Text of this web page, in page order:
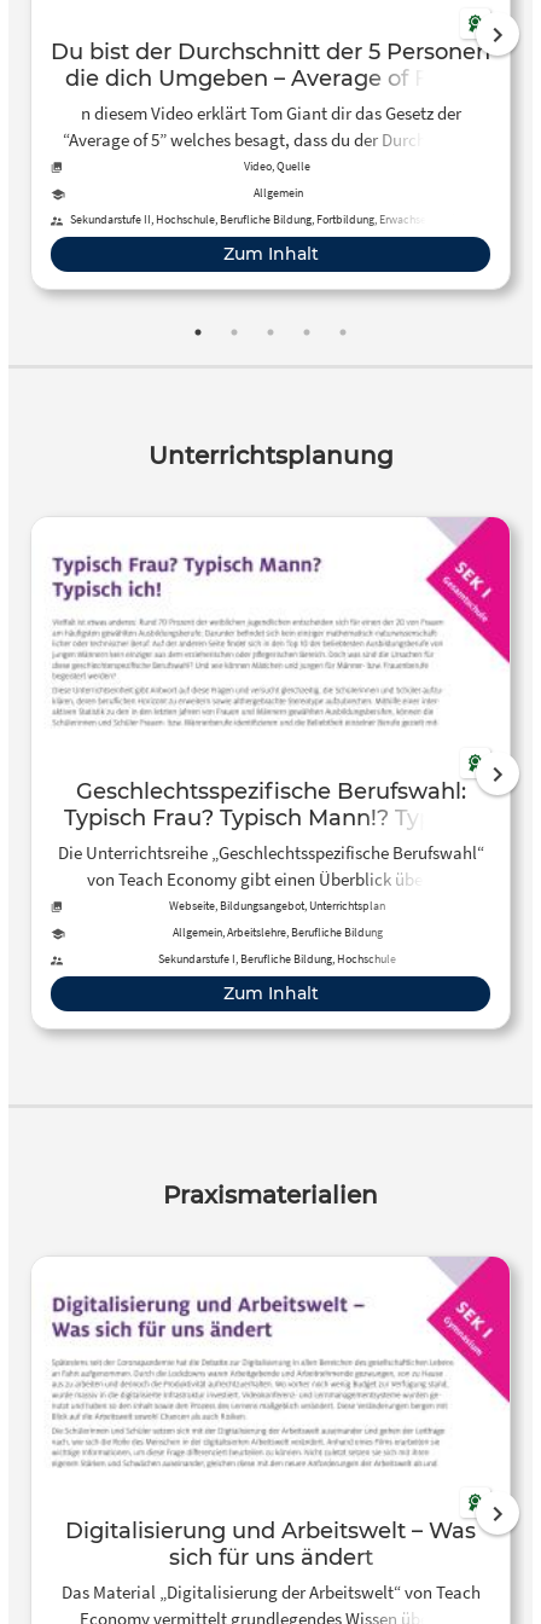
Du bist der Durchschnitt der 5 Personen
die dich Umgeben – Average of Five –
YouTube
n diesem Video erklärt Tom Giant dir das Gesetz der
“Average of 5” welches besagt, dass du der Durchschnitt
der 5 Personen bist, mit denen du dich umgibst. Er zitiere
dazu Tim Ferriss, Dr. Julian Hosp und mischt seine
persönliche Erfahrung dazu.
Video, Quelle
Allgemein
Sekundarstufe II, Hochschule, Berufliche Bildung, Fortbildung, Erwachsenenbildung
Zum Inhalt
Unterrichtsplanung
Geschlechtsspezifische Berufswahl:
Typisch Frau? Typisch Mann!? Typisch
ich!
Die Unterrichtsreihe „Geschlechtsspezifische Berufswahl“
von Teach Economy gibt einen Überblick über die
Einflussfaktoren, die bei der Berufswahl von Jungen und
Mädchen eine Rolle spielen. Es erklärt, wie traditionelle
Rollenbilder und gesellschaftliche Erwartungen die
Berufswahl beeinflussen können und welche Unterschiede
es zwischen den Berufsfeldern gibt, die von Männern und
Frauen häufiger gewählt werden. Zudem werden
Webseite, Bildungsangebot, Unterrichtsplan
Allgemein, Arbeitslehre, Berufliche Bildung
Sekundarstufe I, Berufliche Bildung, Hochschule
Zum Inhalt
Praxismaterialien
Digitalisierung und Arbeitswelt – Was
sich für uns ändert
Das Material „Digitalisierung der Arbeitswelt“ von Teach
Economy vermittelt grundlegendes Wissen über die